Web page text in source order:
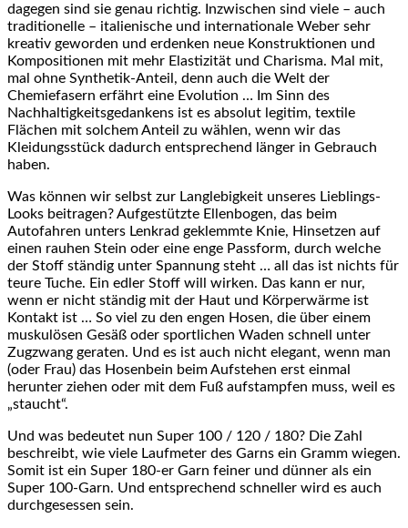
dagegen sind sie genau richtig. Inzwischen sind viele – auch
traditionelle – italienische und internationale Weber sehr
kreativ geworden und erdenken neue Konstruktionen und
Kompositionen mit mehr Elastizität und Charisma. Mal mit,
mal ohne Synthetik-Anteil, denn auch die Welt der
Chemiefasern erfährt eine Evolution … Im Sinn des
Nachhaltigkeitsgedankens ist es absolut legitim, textile
Flächen mit solchem Anteil zu wählen, wenn wir das
Kleidungsstück dadurch entsprechend länger in Gebrauch
haben.
Was können wir selbst zur Langlebigkeit unseres Lieblings-
Looks beitragen? Aufgestützte Ellenbogen, das beim
Autofahren unters Lenkrad geklemmte Knie, Hinsetzen auf
einen rauhen Stein oder eine enge Passform, durch welche
der Stoff ständig unter Spannung steht … all das ist nichts für
teure Tuche. Ein edler Stoff will wirken. Das kann er nur,
wenn er nicht ständig mit der Haut und Körperwärme ist
Kontakt ist … So viel zu den engen Hosen, die über einem
muskulösen Gesäß oder sportlichen Waden schnell unter
Zugzwang geraten. Und es ist auch nicht elegant, wenn man
(oder Frau) das Hosenbein beim Aufstehen erst einmal
herunter ziehen oder mit dem Fuß aufstampfen muss, weil es
„staucht“.
Und was bedeutet nun Super 100 / 120 / 180? Die Zahl
beschreibt, wie viele Laufmeter des Garns ein Gramm wiegen.
Somit ist ein Super 180-er Garn feiner und dünner als ein
Super 100-Garn. Und entsprechend schneller wird es auch
durchgesessen sein.